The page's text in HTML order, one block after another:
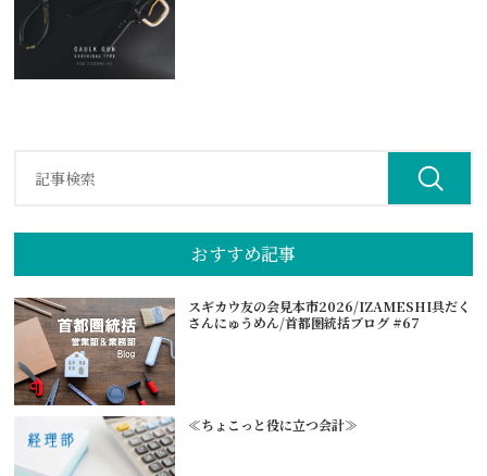
おすすめ記事
スギカウ友の会見本市2026/IZAMESHI具だく
さんにゅうめん/首都圏統括ブログ #67
≪ちょこっと役に立つ会計≫